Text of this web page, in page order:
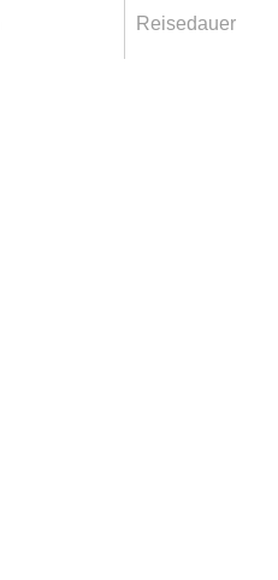
Reisedauer